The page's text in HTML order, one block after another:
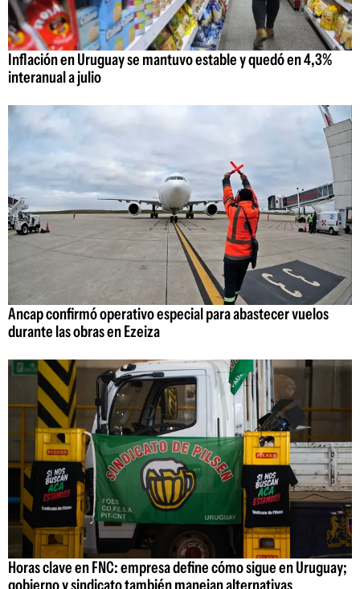
Inflación en Uruguay se mantuvo estable y quedó en 4,3%
interanual a julio
Ancap confirmó operativo especial para abastecer vuelos
durante las obras en Ezeiza
Horas clave en FNC: empresa define cómo sigue en Uruguay;
gobierno y sindicato también manejan alternativas